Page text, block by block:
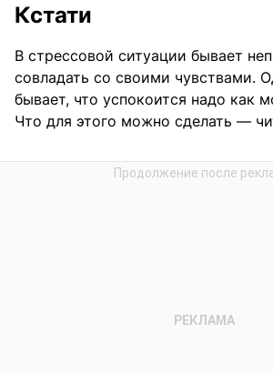
Кстати
В стрессовой ситуации бывает
совладать со своими чувствами.
бывает, что успокоится надо как
Что для этого можно сделать —